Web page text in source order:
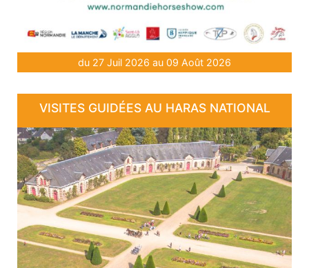
du 27 Juil 2026 au 09 Août 2026
VISITES GUIDÉES AU HARAS NATIONAL